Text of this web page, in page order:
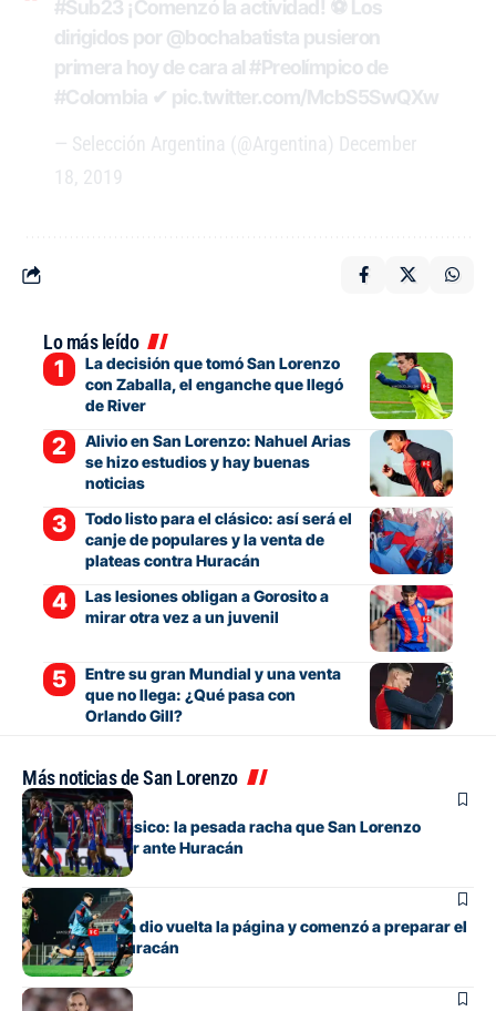
#Sub23 ¡Comenzó la actividad! ⚽️ Los
dirigidos por @bochabatista pusieron
primera hoy de cara al #Preolímpicode
#Colombia ✔ pic.twitter.com/McbS5SwQXw
— Selección Argentina (@Argentina) December
18, 2019
Lo más leído
La decisión que tomó San Lorenzo
con Zaballa, el enganche que llegó
de River
Alivio en San Lorenzo: Nahuel Arias
se hizo estudios y hay buenas
noticias
Todo listo para el clásico: así será el
canje de populares y la venta de
plateas contra Huracán
Las lesiones obligan a Gorosito a
mirar otra vez a un juvenil
Entre su gran Mundial y una venta
que no llega: ¿Qué pasa con
Orlando Gill?
Más noticias de San Lorenzo
Fútbol
Otra vez un clásico: la pesada racha que San Lorenzo
intentará cortar ante Huracán
Fútbol
San Lorenzo ya dio vuelta la página y comenzó a preparar el
clásico ante Huracán
Fútbol